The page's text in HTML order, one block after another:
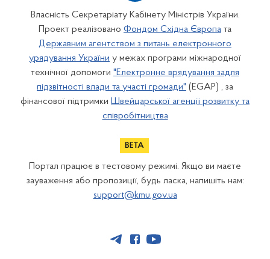
Власність Секретаріату Кабінету Міністрів України.
Проект реалізовано Фондом Східна Європа та
Державним агентством з питань електронного
урядування України у межах програми міжнародної
технічної допомоги "Електронне врядування задля
підзвітності влади та участі громади" (EGAP) , за
фінансової підтримки Швейцарської агенції розвитку та
співробітництва
Портал працює в тестовому режимі. Якщо ви маєте
зауваження або пропозиції, будь ласка, напишіть нам:
support@kmu.gov.ua